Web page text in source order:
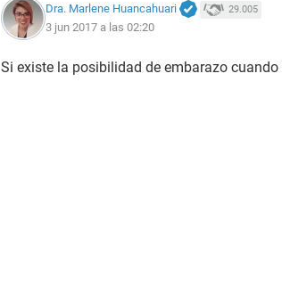
Dra. Marlene Huancahuari 29.005
3 jun 2017 a las 02:20
Si existe la posibilidad de embarazo cuando